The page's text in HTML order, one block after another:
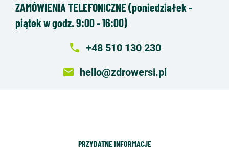
ZAMÓWIENIA TELEFONICZNE (poniedziałek -
piątek w godz. 9:00 - 16:00)
local_phone +48 510 130 230
email hello@zdrowersi.pl
PRZYDATNE INFORMACJE